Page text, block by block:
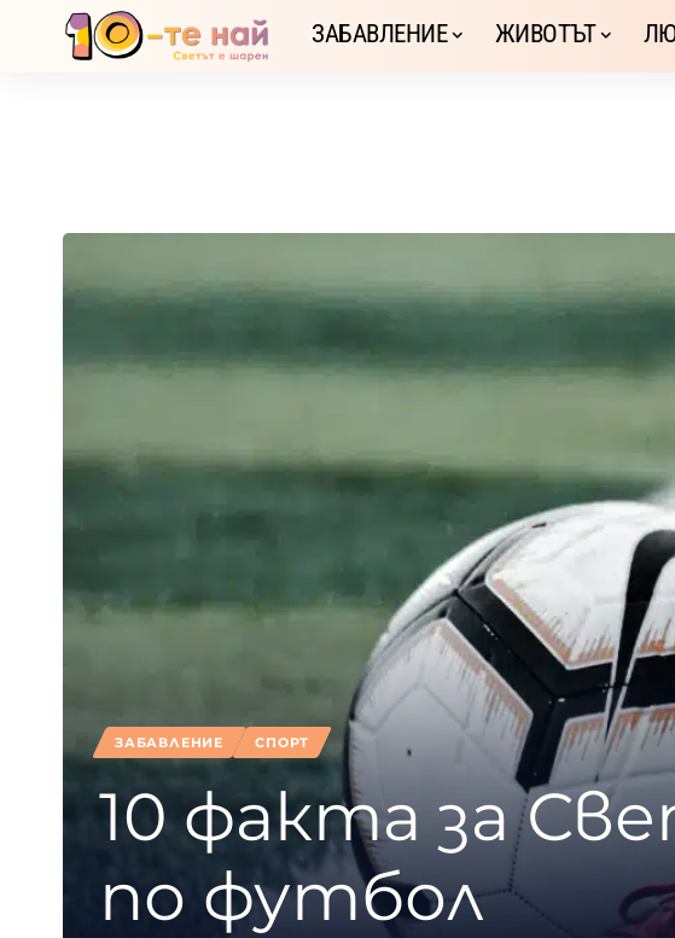
ЗАБАВЛЕНИЕ ЖИВОТЪТ
ЗАБАВЛЕНИЕ СПОРТ
10 факта за
по футбол